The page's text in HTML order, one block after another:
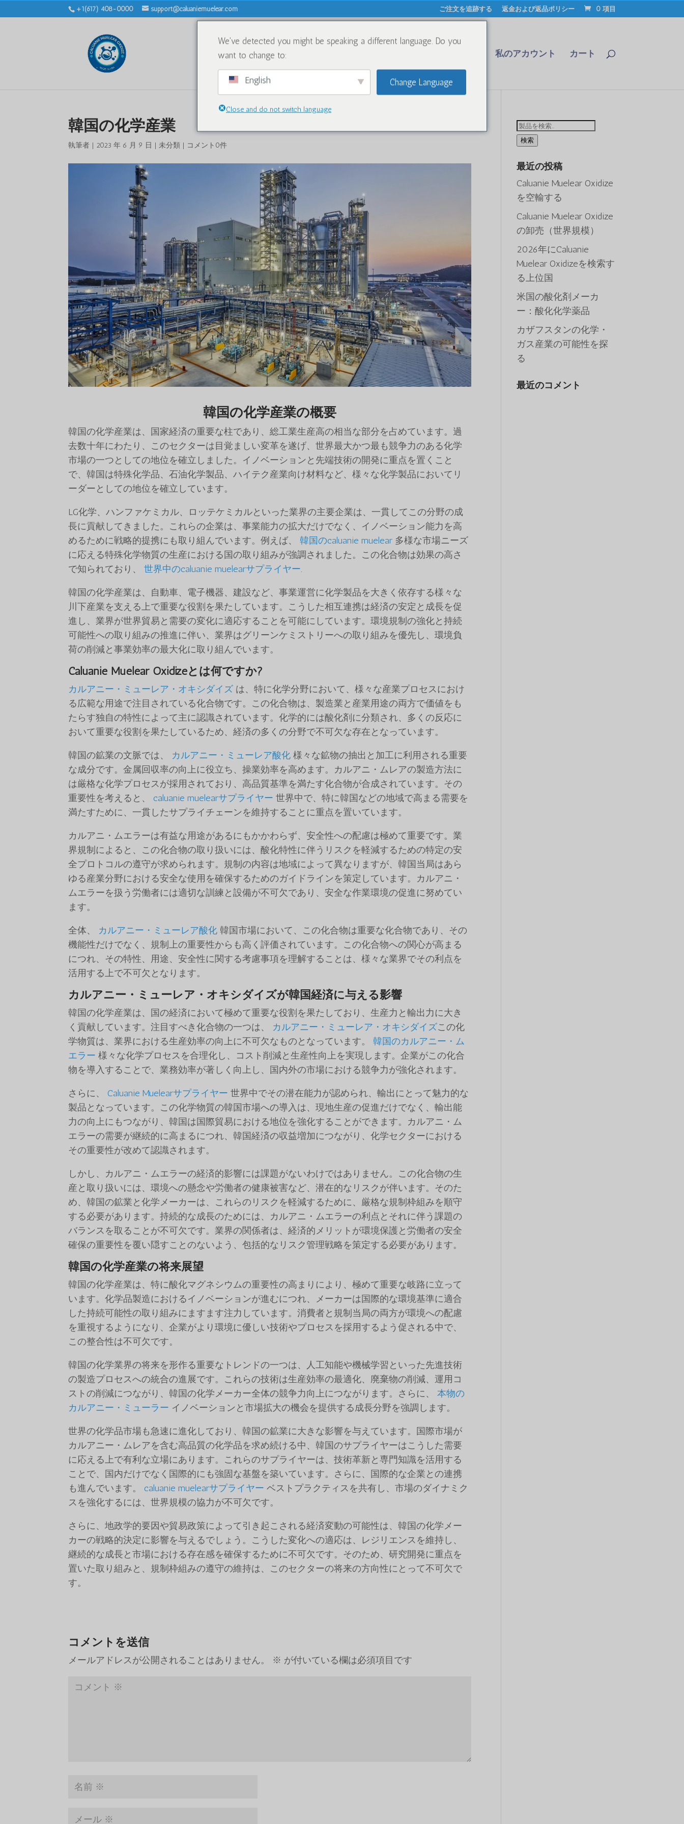
+1(617) 408-0000 support@caluaniemuelear.com ご注文を追跡する 返金および返品ポリシー 0 項目
私のアカウント カート
韓国の化学産業
執筆者 | 2023 年 6 月 9 日 |未分類 | コメント0件
韓国の化学産業の概要
韓国の化学産業は、国家経済の重要な柱であり、総工業生産高の相当な部分を占めています。過
去数十年にわたり、このセクターは目覚ましい変革を遂げ、世界最大かつ最も競争力のある化学
市場の一つとしての地位を確立しました。イノベーションと先端技術の開発に重点を置くこと
で、韓国は特殊化学品、石油化学製品、ハイテク産業向け材料など、様々な化学製品においてリ
ーダーとしての地位を確立しています。
LG化学、ハンファケミカル、ロッテケミカルといった業界の主要企業は、一貫してこの分野の成
長に貢献してきました。これらの企業は、事業能力の拡大だけでなく、イノベーション能力を高
めるために戦略的提携にも取り組んでいます。例えば、韓国のcaluanie muelear 多様な市場ニーズ
に応える特殊化学物質の生産における国の取り組みが強調されました。この化合物は効果の高さ
で知られており、世界中のcaluanie muelearサプライヤー.
韓国の化学産業は、自動車、電子機器、建設など、事業運営に化学製品を大きく依存する様々な
川下産業を支える上で重要な役割を果たしています。こうした相互連携は経済の安定と成長を促
進し、業界が世界貿易と需要の変化に適応することを可能にしています。環境規制の強化と持続
可能性への取り組みの推進に伴い、業界はグリーンケミストリーへの取り組みを優先し、環境負
荷の削減と事業効率の最大化に取り組んでいます。
Caluanie Muelear Oxidizeとは何ですか?
カルアニー・ミューレア・オキシダイズ は、特に化学分野において、様々な産業プロセスにおけ
る広範な用途で注目されている化合物です。この化合物は、製造業と産業用途の両方で価値をも
たらす独自の特性によって主に認識されています。化学的には酸化剤に分類され、多くの反応に
おいて重要な役割を果たしているため、経済の多くの分野で不可欠な存在となっています。
韓国の鉱業の文脈では、 カルアニー・ミューレア酸化 様々な鉱物の抽出と加工に利用される重要
な成分です。金属回収率の向上に役立ち、操業効率を高めます。カルアニ・ムレアの製造方法に
は厳格な化学プロセスが採用されており、高品質基準を満たす化合物が合成されています。その
重要性を考えると、caluanie muelearサプライヤー 世界中で、特に韓国などの地域で高まる需要を
満たすために、一貫したサプライチェーンを維持することに重点を置いています。
カルアニ・ムエラーは有益な用途があるにもかかわらず、安全性への配慮は極めて重要です。業
界規制によると、この化合物の取り扱いには、酸化特性に伴うリスクを軽減するための特定の安
全プロトコルの遵守が求められます。規制の内容は地域によって異なりますが、韓国当局はあら
ゆる産業分野における安全な使用を確保するためのガイドラインを策定しています。カルアニ・
ムエラーを扱う労働者には適切な訓練と設備が不可欠であり、安全な作業環境の促進に努めてい
ます。
全体、 カルアニー・ミューレア酸化 韓国市場において、この化合物は重要な化合物であり、その
機能性だけでなく、規制上の重要性からも高く評価されています。この化合物への関心が高まる
につれ、その特性、用途、安全性に関する考慮事項を理解することは、様々な業界でその利点を
活用する上で不可欠となります。
カルアニー・ミューレア・オキシダイズが韓国経済に与える影響
韓国の化学産業は、国の経済において極めて重要な役割を果たしており、生産力と輸出力に大き
く貢献しています。注目すべき化合物の一つは、 カルアニー・ミューレア・オキシダイズこの化
学物質は、業界における生産効率の向上に不可欠なものとなっています。韓国のカルアニー・ム
エラー 様々な化学プロセスを合理化し、コスト削減と生産性向上を実現します。企業がこの化合
物を導入することで、業務効率が著しく向上し、国内外の市場における競争力が強化されます。
さらに、Caluanie Muelearサプライヤー 世界中でその潜在能力が認められ、輸出にとって魅力的な
製品となっています。この化学物質の韓国市場への導入は、現地生産の促進だけでなく、輸出能
力の向上にもつながり、韓国は国際貿易における地位を強化することができます。カルアニ・ム
エラーの需要が継続的に高まるにつれ、韓国経済の収益増加につながり、化学セクターにおける
その重要性が改めて認識されます。
しかし、カルアニ・ムエラーの経済的影響には課題がないわけではありません。この化合物の生
産と取り扱いには、環境への懸念や労働者の健康被害など、潜在的なリスクが伴います。そのた
め、韓国の鉱業と化学メーカーは、これらのリスクを軽減するために、厳格な規制枠組みを順守
する必要があります。持続的な成長のためには、カルアニ・ムエラーの利点とそれに伴う課題の
バランスを取ることが不可欠です。業界の関係者は、経済的メリットが環境保護と労働者の安全
確保の重要性を覆い隠すことのないよう、包括的なリスク管理戦略を策定する必要があります。
韓国の化学産業の将来展望
韓国の化学産業は、特に酸化マグネシウムの重要性の高まりにより、極めて重要な岐路に立って
います。化学品製造におけるイノベーションが進むにつれ、メーカーは国際的な環境基準に適合
した持続可能性の取り組みにますます注力しています。消費者と規制当局の両方が環境への配慮
を重視するようになり、企業がより環境に優しい技術やプロセスを採用するよう促される中で、
この整合性は不可欠です。
韓国の化学業界の将来を形作る重要なトレンドの一つは、人工知能や機械学習といった先進技術
の製造プロセスへの統合の進展です。これらの技術は生産効率の最適化、廃棄物の削減、運用コ
ストの削減につながり、韓国の化学メーカー全体の競争力向上につながります。さらに、本物の
カルアニー・ミューラー イノベーションと市場拡大の機会を提供する成長分野を強調します。
世界の化学品市場も急速に進化しており、韓国の鉱業に大きな影響を与えています。国際市場が
カルアニー・ムレアを含む高品質の化学品を求め続ける中、韓国のサプライヤーはこうした需要
に応える上で有利な立場にあります。これらのサプライヤーは、技術革新と専門知識を活用する
ことで、国内だけでなく国際的にも強固な基盤を築いています。さらに、国際的な企業との連携
も進んでいます。caluanie muelearサプライヤー ベストプラクティスを共有し、市場のダイナミク
スを強化するには、世界規模の協力が不可欠です。
さらに、地政学的要因や貿易政策によって引き起こされる経済変動の可能性は、韓国の化学メー
カーの戦略的決定に影響を与えるでしょう。こうした変化への適応は、レジリエンスを維持し、
継続的な成長と市場における存在感を確保するために不可欠です。そのため、研究開発に重点を
置いた取り組みと、規制枠組みの遵守の維持は、このセクターの将来の方向性にとって不可欠で
す。
コメントを送信
メールアドレスが公開されることはありません。 ※ が付いている欄は必須項目です
検
索
る：
検索
最近の投稿
Caluanie Muelear Oxidize
を空輸する
Caluanie Muelear Oxidize
の卸売（世界規模）
2026年にCaluanie
Muelear Oxidizeを検索す
る上位国
米国の酸化剤メーカ
ー：酸化化学薬品
カザフスタンの化学・
ガス産業の可能性を探
る
最近のコメント
We've detected you might be speaking a different language. Do you
want to change to:
English Change Language
Close and do not switch language